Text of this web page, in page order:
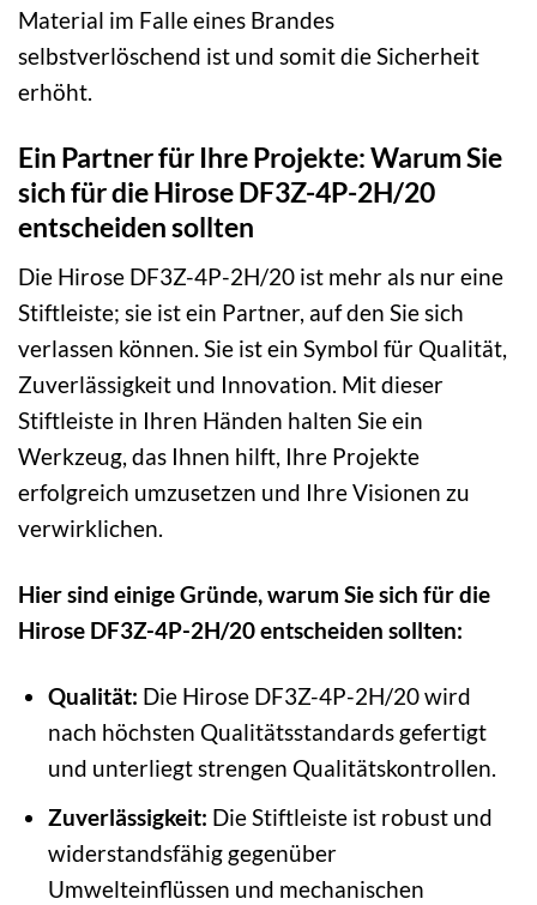
Material im Falle eines Brandes
selbstverlöschend ist und somit die Sicherheit
erhöht.
Ein Partner für Ihre Projekte: Warum Sie
sich für die Hirose DF3Z-4P-2H/20
entscheiden sollten
Die Hirose DF3Z-4P-2H/20 ist mehr als nur eine
Stiftleiste; sie ist ein Partner, auf den Sie sich
verlassen können. Sie ist ein Symbol für Qualität,
Zuverlässigkeit und Innovation. Mit dieser
Stiftleiste in Ihren Händen halten Sie ein
Werkzeug, das Ihnen hilft, Ihre Projekte
erfolgreich umzusetzen und Ihre Visionen zu
verwirklichen.
Hier sind einige Gründe, warum Sie sich für die
Hirose DF3Z-4P-2H/20 entscheiden sollten:
Qualität: Die Hirose DF3Z-4P-2H/20 wird
nach höchsten Qualitätsstandards gefertigt
und unterliegt strengen Qualitätskontrollen.
Zuverlässigkeit: Die Stiftleiste ist robust und
widerstandsfähig gegenüber
Umwelteinflüssen und mechanischen